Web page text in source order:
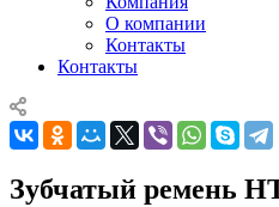
О компании
Контакты
Контакты
Зубчатый ремень